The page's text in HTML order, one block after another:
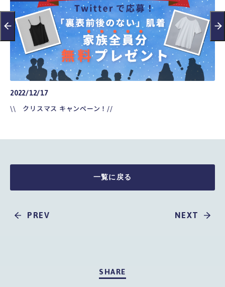
2022/12/17
\\ クリスマス キャンペーン！//
一覧に戻る
NEXT
PREV
SHARE